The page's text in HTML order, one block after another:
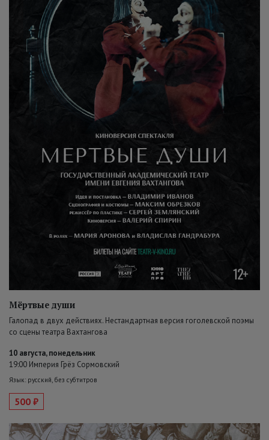
Мёртвые души
Галопад в двух действиях. Нестандартная версия гоголевской поэмы
со сцены театра Вахтангова
10 августа, понедельник
19:00 Империя Грёз Сормовский
Язык: русский, без субтитров
500 ₽